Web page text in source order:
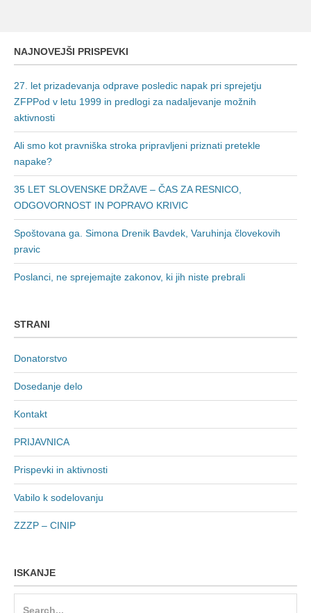
NAJNOVEJŠI PRISPEVKI
27. let prizadevanja odprave posledic napak pri sprejetju
ZFPPod v letu 1999 in predlogi za nadaljevanje možnih
aktivnosti
Ali smo kot pravniška stroka pripravljeni priznati pretekle
napake?
35 LET SLOVENSKE DRŽAVE – ČAS ZA RESNICO,
ODGOVORNOST IN POPRAVO KRIVIC
Spoštovana ga. Simona Drenik Bavdek, Varuhinja človekovih
pravic
Poslanci, ne sprejemajte zakonov, ki jih niste prebrali
STRANI
Donatorstvo
Dosedanje delo
Kontakt
PRIJAVNICA
Prispevki in aktivnosti
Vabilo k sodelovanju
ZZZP – CINIP
ISKANJE